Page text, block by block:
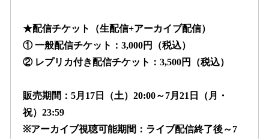
★配信チケット（生配信+アーカイブ配信）
① 一般配信チケット：3,000円（税込）
② レプリカ付き配信チケット：3,500円（税込）
販売期間：5月17日（土）20:00～7月21日（月・
祝）23:59
※アーカイブ視聴可能期間：ライブ配信終了後～7